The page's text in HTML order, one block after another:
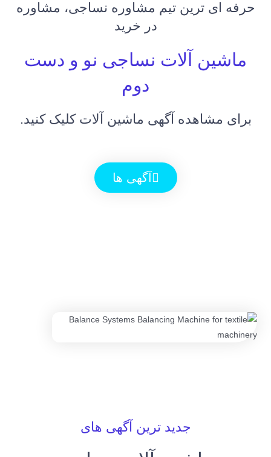
حرفه ای ترین تیم مشاوره نساجی، مشاوره
در خرید
ماشین آلات نساجی نو و دست
دوم
برای مشاهده آگهی ماشین آلات کلیک کنید.
آگهی ها
جدید ترین آگهی های